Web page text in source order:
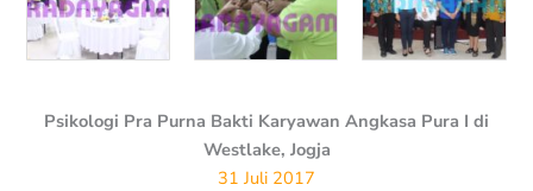
Psikologi Pra Purna Bakti Karyawan Angkasa Pura I di
Westlake, Jogja
31 Juli 2017